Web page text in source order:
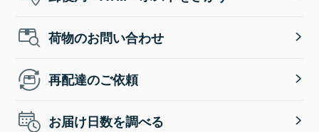
荷物のお問い合わせ
再配達のご依頼
お届け日数を調べる